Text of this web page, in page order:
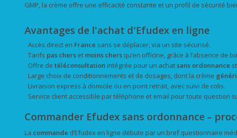
GMP, la crème offre une efficacité constante et un profil de sécurité
Avantages de l'achat d'Efudex en ligne
Accès direct en France sans se déplacer, via un site sécurisé.
Tarifs pas chers et moins chers qu’en officine, grâce à l’absence de
Offre de téléconsultation intégrée pour un achatsans ordonnance
Large choix de conditionnements et de dosages, dont la crème
Livraison express à domicile ou en point retrait, avec suivi de colis.
Service client accessible par téléphone et email pour toute question
Commander Efudex sans ordonnance –
La commande d’Efudex en ligne débute par un bref questionnaire